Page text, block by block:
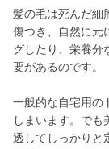
髪の毛は死んだ細
傷つき、自然に元
グしたり、栄養分
要があるのです。
一般的な自宅用の
しまいます。でも
透してしっかりと